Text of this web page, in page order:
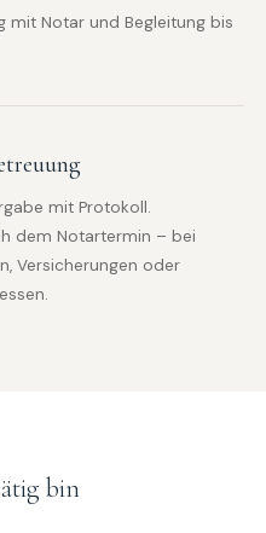
mit Notar und Begleitung bis
mit Protokoll.
dem Notartermin – bei
Versicherungen oder
bin